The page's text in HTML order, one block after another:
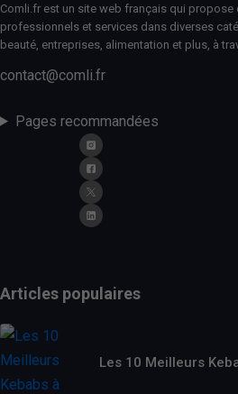
Comli.fr est un site web français qui
professionnels et services dans diverses
beauté, entreprises, alimentation et plus, à
contact@comli.fr
Pages recommandées
Articles populaires
Les 10 Meilleurs